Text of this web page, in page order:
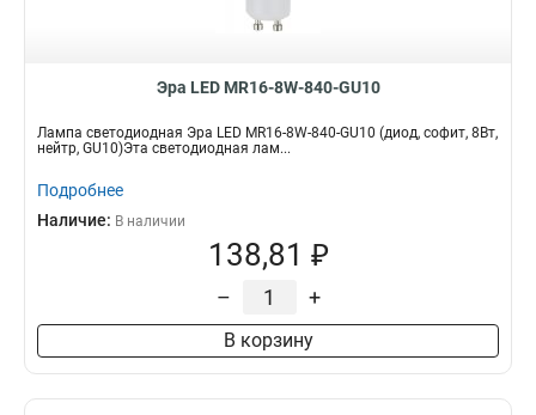
Эра LED MR16-8W-840-GU10
Лампа светодиодная Эра LED MR16-8W-840-GU10 (диод, софит, 8Вт,
нейтр, GU10)Эта светодиодная лам...
Подробнее
Наличие: В наличии
138,81 ₽
– +
В корзину